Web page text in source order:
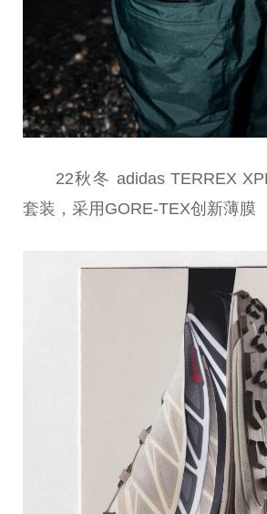
22秋冬 adidas TERREX
套装，采用GORE-TEX创新薄膜